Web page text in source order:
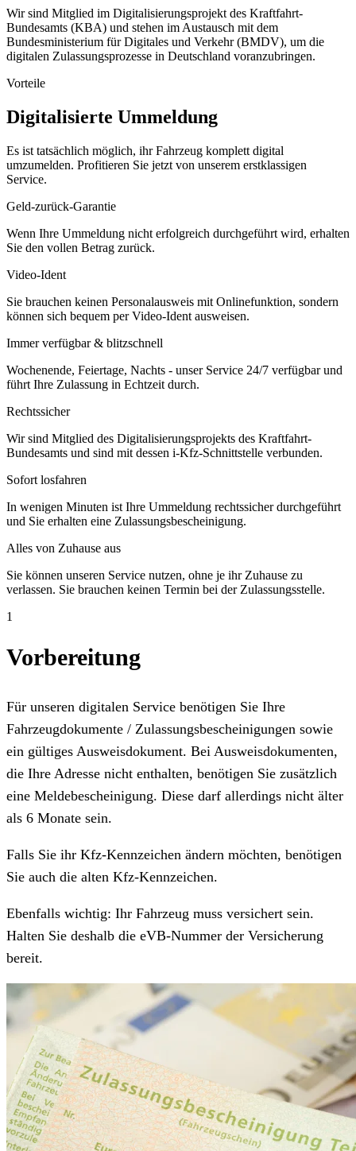
Wir sind Mitglied im Digitalisierungsprojekt des Kraftfahrt-
Bundesamts (KBA) und stehen im Austausch mit dem
Bundesministerium für Digitales und Verkehr (BMDV), um die
digitalen Zulassungsprozesse in Deutschland voranzubringen.
Vorteile
Digitalisierte Ummeldung
Es ist tatsächlich möglich, ihr Fahrzeug komplett digital
umzumelden. Profitieren Sie jetzt von unserem erstklassigen
Service.
Geld-zurück-Garantie
Wenn Ihre Ummeldung nicht erfolgreich durchgeführt wird, erhalten
Sie den vollen Betrag zurück.
Video-Ident
Sie brauchen keinen Personalausweis mit Onlinefunktion, sondern
können sich bequem per Video-Ident ausweisen.
Immer verfügbar & blitzschnell
Wochenende, Feiertage, Nachts - unser Service 24/7 verfügbar und
führt Ihre Zulassung in Echtzeit durch.
Rechtssicher
Wir sind Mitglied des Digitalisierungsprojekts des Kraftfahrt-
Bundesamts und sind mit dessen i-Kfz-Schnittstelle verbunden.
Sofort losfahren
In wenigen Minuten ist Ihre Ummeldung rechtssicher durchgeführt
und Sie erhalten eine Zulassungsbescheinigung.
Alles von Zuhause aus
Sie können unseren Service nutzen, ohne je ihr Zuhause zu
verlassen. Sie brauchen keinen Termin bei der Zulassungsstelle.
1
Vorbereitung
Für unseren digitalen Service benötigen Sie Ihre
Fahrzeugdokumente / Zulassungsbescheinigungen sowie
ein gültiges Ausweisdokument. Bei Ausweisdokumenten,
die Ihre Adresse nicht enthalten, benötigen Sie zusätzlich
eine Meldebescheinigung. Diese darf allerdings nicht älter
als 6 Monate sein.
Falls Sie ihr Kfz-Kennzeichen ändern möchten, benötigen
Sie auch die alten Kfz-Kennzeichen.
Ebenfalls wichtig: Ihr Fahrzeug muss versichert sein.
Halten Sie deshalb die eVB-Nummer der Versicherung
bereit.